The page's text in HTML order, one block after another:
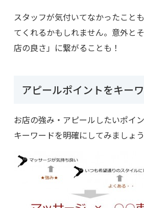
スタッフが気付いてなかったこと
てくれるかもしれません。意外と
店の良さ」に繋がることも！
アピールポイントをキー
お店の強み・アピールしたいポイ
キーワードを明確にしてみましょう